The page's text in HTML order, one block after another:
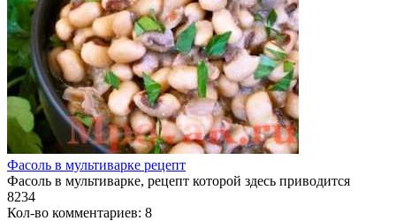
Фасоль в мультиварке рецепт
Фасоль в мультиварке, рецепт которой здесь приводится
8234
Кол-во комментариев: 8